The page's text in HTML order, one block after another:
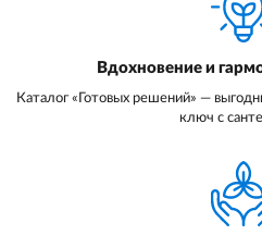
Вдохновение и
Каталог «Готовых решений» —
ключ с